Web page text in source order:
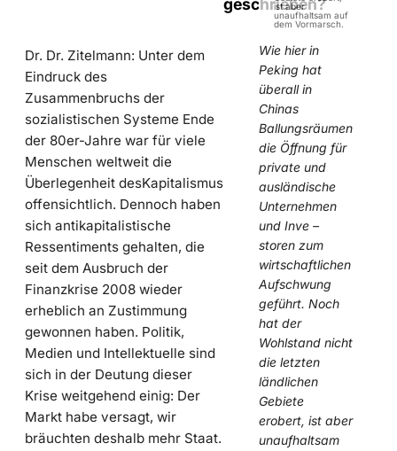
geschrieben?
Dr. Dr. Zitelmann: Unter dem
Eindruck des
Zusammenbruchs der
sozialistischen Systeme Ende
der 80er-Jahre war für viele
Menschen weltweit die
Überlegenheit desKapitalismus
offensichtlich. Dennoch haben
sich antikapitalistische
Ressentiments gehalten, die
seit dem Ausbruch der
Finanzkrise 2008 wieder
erheblich an Zustimmung
gewonnen haben. Politik,
Medien und Intellektuelle sind
sich in der Deutung dieser
Krise weitgehend einig: Der
Markt habe versagt, wir
bräuchten deshalb mehr Staat.
ist aber
unaufhaltsam auf
dem Vormarsch.
Wie hier in
Peking hat
überall in
Chinas
Ballungsräumen
die Öffnung für
private und
ausländische
Unternehmen
und Inve –
storen zum
wirtschaftlichen
Aufschwung
geführt. Noch
hat der
Wohlstand nicht
die letzten
ländlichen
Gebiete
erobert, ist aber
unaufhaltsam